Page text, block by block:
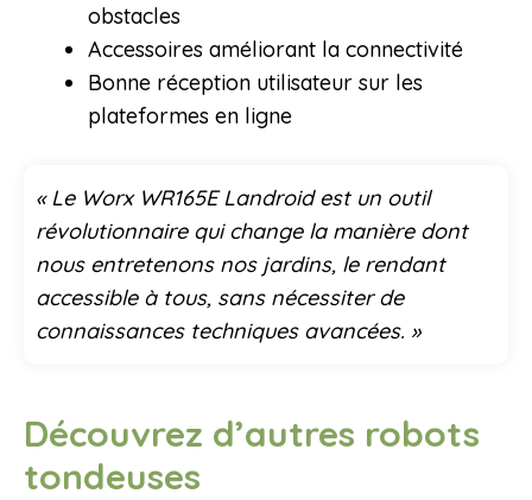
obstacles
Accessoires améliorant la connectivité
Bonne réception utilisateur sur les
plateformes en ligne
« Le Worx WR165E Landroid est un outil
révolutionnaire qui change la manière dont
nous entretenons nos jardins, le rendant
accessible à tous, sans nécessiter de
connaissances techniques avancées. »
Découvrez d’autres robots
tondeuses